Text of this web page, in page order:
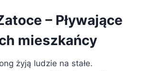
– Pływające
mieszkańcy
żyją ludzie na stałe.